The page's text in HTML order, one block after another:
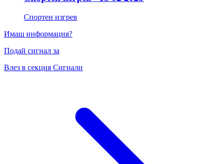
Спортен изгрев
Имаш информация?
Подай сигнал за
Влез в секция Сигнали